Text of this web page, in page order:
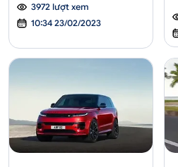
3972 lượt xem
10:34 23/02/2023